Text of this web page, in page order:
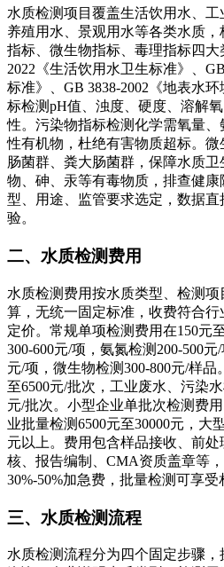
水质检测项目覆盖生活饮用水、工
养殖用水、景观用水等各类水质
指标、微生物指标、毒理指标四大
2022《生活饮用水卫生标准》、
标准》、GB 3838-2002《地表水
标检测pH值、浊度、硬度、溶解
性。污染物指标检测化学需氧量
性有机物，杜绝有害物质超标。
肠菌群、粪大肠菌群，保障水质
物、砷、汞等有毒物质，排查健
型、用途、监管要求选定，数据
验。
二、水质检测费用
水质检测费用按水质类型、检测
算，无统一固定标准，收费符合
定价。常规单项检测费用在150元
300-600元/项，氨氮检测200-500
元/项，微生物检测300-800元/样品
至6500元/批次，工业废水、污染
元/批次。小型企业单批次检测费
业批量检测6500元至30000元，大
元以上。费用包含样品接收、前
核、报告编制、CMA资质盖章等
30%-50%加急费，批量检测可享受
三、水质检测流程
水质检测流程分为四个固定步骤